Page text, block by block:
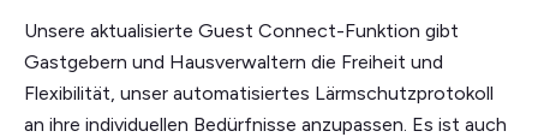
Unsere aktualisierte Guest Connect-Funktion gibt
Gastgebern und Hausverwaltern die Freiheit und
Flexibilität, unser automatisiertes Lärmschutzprotokoll
an ihre individuellen Bedürfnisse anzupassen. Es ist auch